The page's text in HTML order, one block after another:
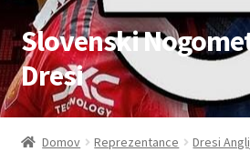
Skip
to
navigation
Skip
to
content
Slovenski
Dresi
Domov
Domov Reprezentance
Dresi